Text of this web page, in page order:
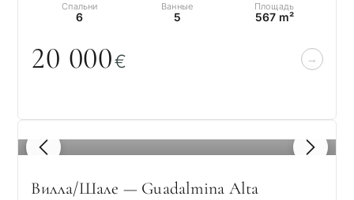
Спальни
6
Ванные
5
Площадь
567 m²
20 000€
1 / 8
Вилла/Шале — Guadalmina Alta